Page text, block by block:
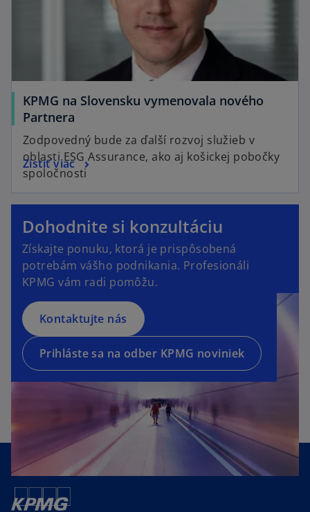
KPMG na Slovensku vymenovala nového
Partnera
Zodpovedný bude za ďalší rozvoj služieb v
oblasti ESG Assurance, ako aj košickej pobočky
spoločnosti
Zistiť viac
Dohodnite si konzultáciu
Získajte ponuku, ktorá je prispôsobená
potrebám vášho podnikania. Profesionáli
KPMG vám radi pomôžu.
Kontaktujte nás
o
p
e
n
s
i
n
a
n
e
w
t
Prihláste sa na odber KPMG noviniek
o
p
e
n
i
n
a
n
e
w
t